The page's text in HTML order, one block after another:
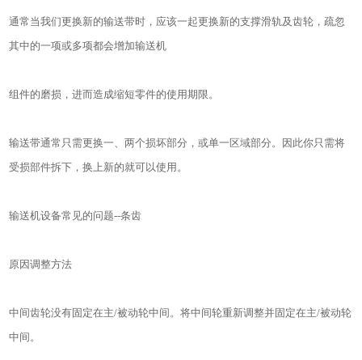
通常当我们更换新的输送带时，应该一起更换新的支撑滑轨及齿轮，疏忽
其中的一项或多项都会增加输送机
组件的磨损，进而造成缩短零件的使用期限。
输送带通常只需更换一、两个损坏部分，或单一区域部分。因此你只需将
受损部件拆下，换上新的就可以使用。
输送机设备常见的问题--条齿
原因调整方法
中间齿轮没有固定在主/被动轮中间。将中间轮重新调整并固定在主/被动轮
中间。